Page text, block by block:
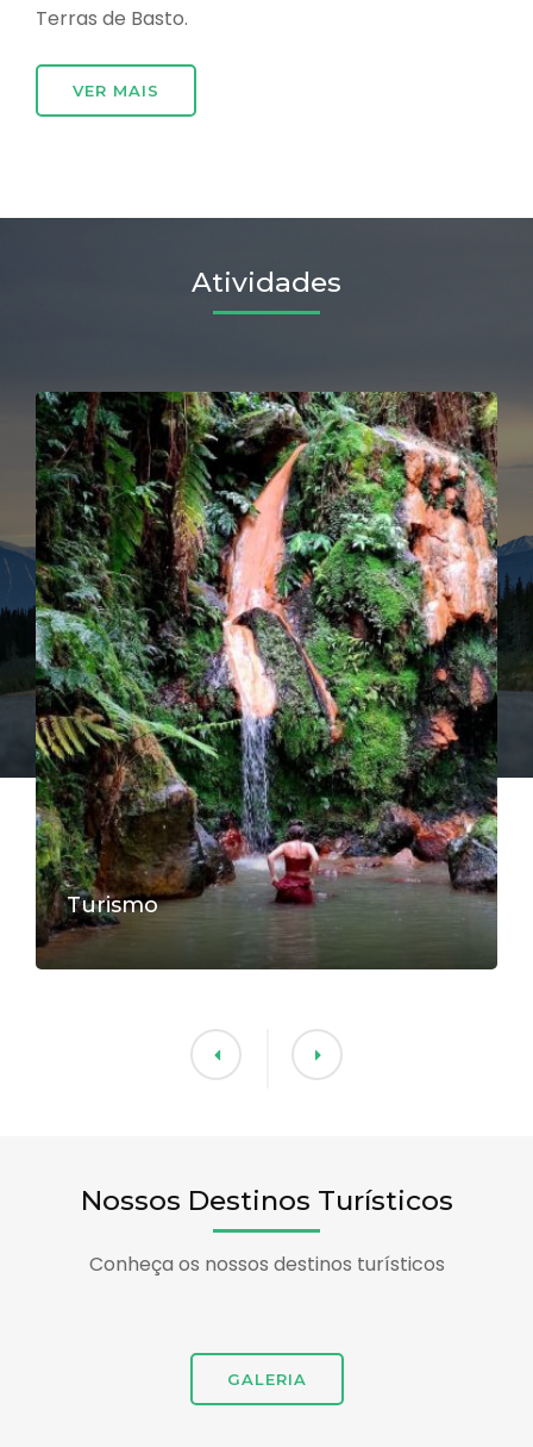
Terras de Basto.
VER MAIS
Atividades
Turismo
Nossos Destinos Turísticos
Conheça os nossos destinos turísticos
GALERIA